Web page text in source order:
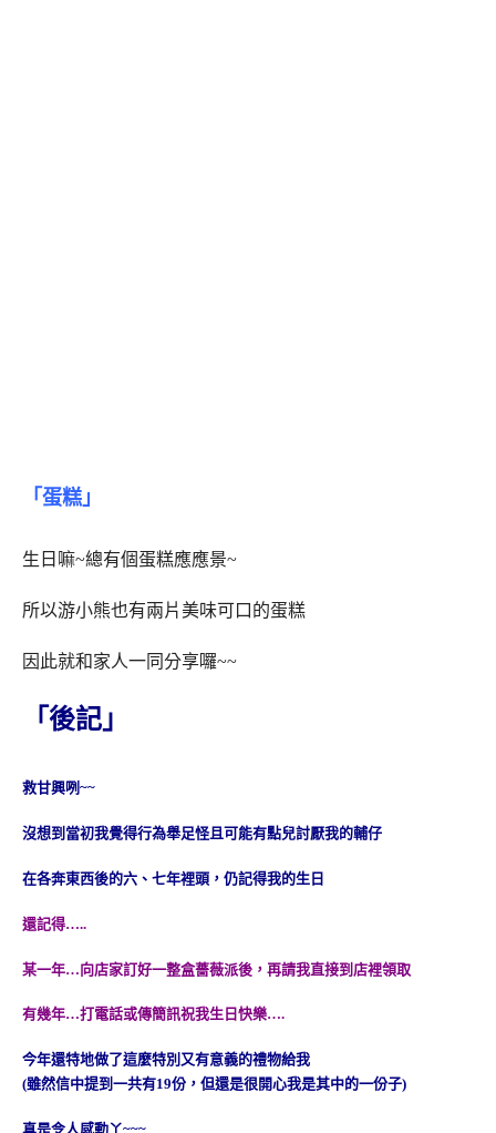
「蛋糕」
生日嘛~總有個蛋糕應應景~
所以游小熊也有兩片美味可口的蛋糕
因此就和家人一同分享囉~~
「後記」
救甘興咧~~
沒想到當初我覺得行為舉足怪且可能有點兒討厭我的輔仔
在各奔東西後的六、七年裡頭，仍記得我的生日
還記得…..
某一年…向店家訂好一整盒薔薇派後，再請我直接到店裡領取
有幾年…打電話或傳簡訊祝我生日快樂….
今年還特地做了這麼特別又有意義的禮物給我
(雖然信中提到一共有19份，但還是很開心我是其中的一份子)
真是令人感動丫~~~